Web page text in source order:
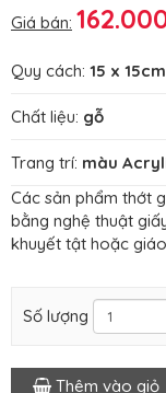
Giá bán:
Quy cách: 15 x
Chất liệu: gỗ
Trang trí: màu
Các sản phẩm thớt
bằng nghệ thuật
khuyết tật hoặc
Số lượng
Thêm vào giỏ